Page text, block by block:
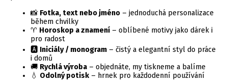
📸 Fotka, text nebo jméno – jednoduchá personalizace
během chvilky
♈ Horoskop a znamení – oblíbené motivy jako dárek i
pro radost
🅰️ Iniciály / monogram – čistý a elegantní styl do práce
i domů
🚚 Rychlá výroba – objednáte, my tiskneme a balíme
💧 Odolný potisk – hrnek pro každodenní používání